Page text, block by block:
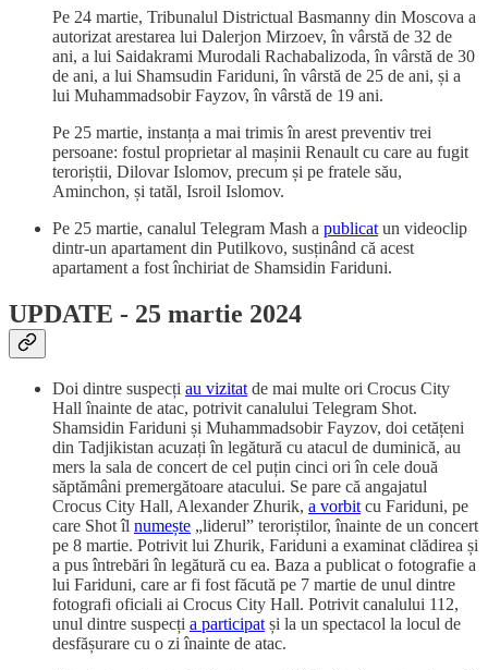
Pe 24 martie, Tribunalul Districtual Basmanny din Moscova a
autorizat arestarea lui Dalerjon Mirzoev, în vârstă de 32 de
ani, a lui Saidakrami Murodali Rachabalizoda, în vârstă de 30
de ani, a lui Shamsudin Fariduni, în vârstă de 25 de ani, și a
lui Muhammadsobir Fayzov, în vârstă de 19 ani.
Pe 25 martie, instanța a mai trimis în arest preventiv trei
persoane: fostul proprietar al mașinii Renault cu care au fugit
teroriștii, Dilovar Islomov, precum și pe fratele său,
Aminchon, și tatăl, Isroil Islomov.
Pe 25 martie, canalul Telegram Mash a publicat un videoclip
dintr-un apartament din Putilkovo, susținând că acest
apartament a fost închiriat de Shamsidin Fariduni.
UPDATE - 25 martie 2024
Doi dintre suspecți au vizitatde mai multe ori Crocus City
Hall înainte de atac, potrivit canalului Telegram Shot.
Shamsidin Fariduni și Muhammadsobir Fayzov, doi cetățeni
din Tadjikistan acuzați în legătură cu atacul de duminică, au
mers la sala de concert de cel puțin cinci ori în cele două
săptămâni premergătoare atacului. Se pare că angajatul
Crocus City Hall, Alexander Zhurik, a vorbitcu Fariduni, pe
care Shot îl numește „liderul” teroriștilor, înainte de un concert
pe 8 martie. Potrivit lui Zhurik, Fariduni a examinat clădirea și
a pus întrebări în legătură cu ea. Baza a publicat o fotografie a
lui Fariduni, care ar fi fost făcută pe 7 martie de unul dintre
fotografi oficiali ai Crocus City Hall. Potrivit canalului 112,
unul dintre suspecți a participatși la un spectacol la locul de
desfășurare cu o zi înainte de atac.